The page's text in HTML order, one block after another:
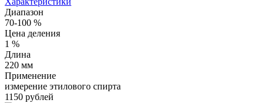
Диапазон
70-100 %
Цена деления
1 %
Длина
220 мм
Применение
измерение этилового спирта
1150 рублей